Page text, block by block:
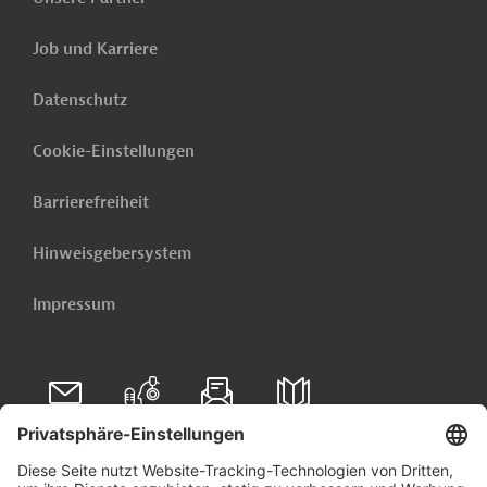
Job und Karriere
Datenschutz
Cookie-Einstellungen
Barrierefreiheit
Hinweisgebersystem
Impressum
Folgen Sie uns auf